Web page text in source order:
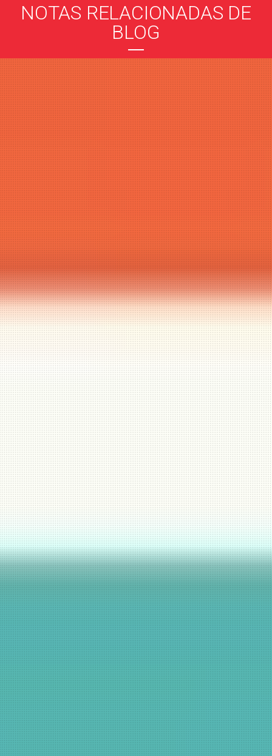
NOTAS RELACIONADAS DE
BLOG